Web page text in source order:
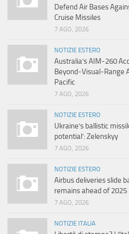
Defend Air Bases
Cruise Missiles
7 AGO, 2026
NOTIZIE ESTERO
Australia’s AIM-260
Beyond-Visual-Range
Pacific
7 AGO, 2026
NOTIZIE ESTERO
Ukraine’s ballistic
potential’: Zelenskyy
7 AGO, 2026
NOTIZIE ESTERO
Airbus deliveries slide
remains ahead of 2025
7 AGO, 2026
NOTIZIE ITALIA